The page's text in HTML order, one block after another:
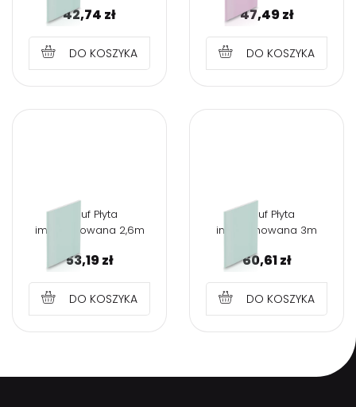
42,74 zł
DO KOSZYKA
47,49zł
DO KOSZYKA
Knauf Płyta
impregnowana 2,6m
53,19zł
DO KOSZYKA
Knauf Płyta
impregnowana 3m
60,61zł
DO KOSZYKA